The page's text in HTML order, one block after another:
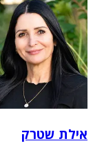
אילת שטרק